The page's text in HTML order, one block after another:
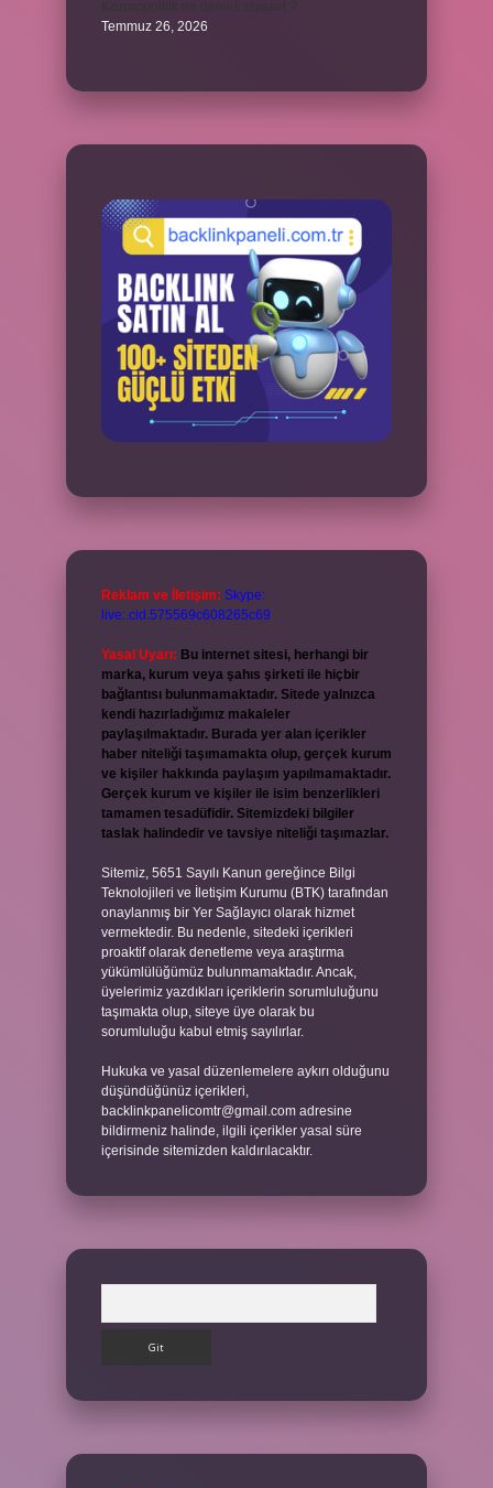
Temmuz 26, 2026
Reklam ve İletişim: Skype:
live:.cid.575569c608265c69
Yasal Uyarı: Bu internet sitesi, herhangi bir
marka, kurum veya şahıs şirketi ile hiçbir
bağlantısı bulunmamaktadır. Sitede yalnızca
kendi hazırladığımız makaleler
paylaşılmaktadır. Burada yer alan içerikler
haber niteliği taşımamakta olup, gerçek kurum
ve kişiler hakkında paylaşım yapılmamaktadır.
Gerçek kurum ve kişiler ile isim benzerlikleri
tamamen tesadüfidir. Sitemizdeki bilgiler
taslak halindedir ve tavsiye niteliği taşımazlar.
Sitemiz, 5651 Sayılı Kanun gereğince Bilgi
Teknolojileri ve İletişim Kurumu (BTK) tarafından
onaylanmış bir Yer Sağlayıcı olarak hizmet
vermektedir. Bu nedenle, sitedeki içerikleri
proaktif olarak denetleme veya araştırma
yükümlülüğümüz bulunmamaktadır. Ancak,
üyelerimiz yazdıkları içeriklerin sorumluluğunu
taşımakta olup, siteye üye olarak bu
sorumluluğu kabul etmiş sayılırlar.
Hukuka ve yasal düzenlemelere aykırı olduğunu
düşündüğünüz içerikleri,
backlinkpanelicomtr@gmail.com adresine
bildirmeniz halinde, ilgili içerikler yasal süre
içerisinde sitemizden kaldırılacaktır.